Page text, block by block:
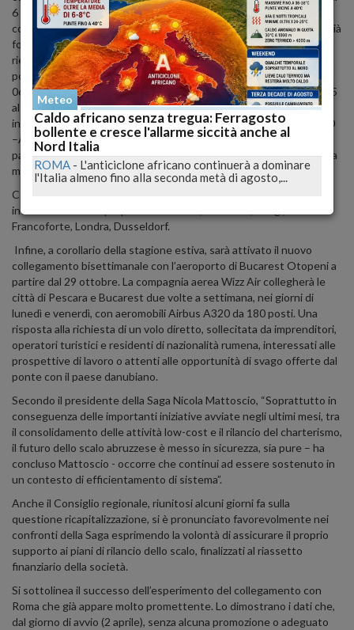
6 luglio, alle 17.30, sarà dato il via alla “destinazione isole greche”
con Corfù e, a seguire dal 16 luglio, con Mykonos. Entrambi i voli, già
forieri di esiti positivi considerato l’elevato coefficiente di
riempimento, sono operati con Boeing 737- Mistral Air da 144
posti con la seguente programmazione: Corfù tutti i lunedì dal
06/07/2015 al 31/08/2015; Mykonos tutti i giovedì dal 16/07/2015
al 03/09/2015. La nuova programmazione della Balkan prevede
inoltre collegamenti bisettimanali su Tirana, operati con Fokker 50
–Air Vallee fino al 31/12/2015 tutti i lunedì e venerdì, con quote a
partire da 49€ a tratta che includono tasse aeroportuali, bagaglio a
mano e bagaglio in stiva.
Consolidate e gettonate anche le tratte del network
internazionale che propone Barcellona, Bruxelles, Parigi,
Francoforte, Londra, Dusseldorf.
Infine, a corollario della stagione estiva, sarà attivato il nuovo
collegamento bisettimanale con l’aeroporto di Bucarest Otopeni a
partire dal 29 ottobre. La compagnia aerea Wizz Air collegherà le
città di Pescara e Bucarest due volte a settimana, nei giorni di
lunedì e venerdì, con aeromobili Airbus A320 da 180 posti. Una
risposta alla richiesta di un volo diretto, sollecitata da imprenditori,
operatori turistici e residenti di nazionalità rumena, interessati alle
prospettive di lavoro o attenti alle opportunità di svago offerte dal
ponte con il paese danubiano.
Secondo il presidente della Saga Nicola Mattoscio, “Soprattutto in
conseguenza delle importanti iniziative avviate negli ultimi mesi, tra
il consolidamento delle attività low-cost e il rilancio del charterismo,
il futuro dello scalo abruzzese è messo in sicurezza, sia pure – ha
concluso Mattoscio - occorre che continui ad essere sostenuto in
un contesto di efficientamento di sistema”.
Anche il Consiglio regionale, riunitosi alcuni giorni fa sulla
questione ricapitalizzazione, si è pronunciato favorevolmente nei
confronti della Saga esprimendo la volontà di assicurare il proprio
supporto ai piani di rilancio dello scalo, finalizzati al riassetto
finanziario della società.
Si sottolinea il successo dell’esperimento del collegamento con
Roma che già appare molto promettente. Lo dimostrano i dati che,
dal giorno di avvio (2 aprile), senza alcuna promozione o adeguato
Meteo
Caldo africano senza tregua: Ferragosto
bollente e cresce l'allarme siccità anche al
Nord Italia
ROMA - L'anticiclone africano continuerà a dominare
l'Italia almeno fino alla seconda metà di agosto,...